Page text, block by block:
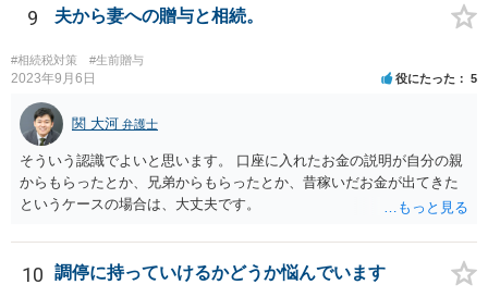
れた方がよいと思います。 倒れた弁護士は脳梗塞で倒れたようで
すが、 判断能力があり、復代理を倒れた弁護士の判断で復代理を
選任したのか 即ち、復代理人の選任は有効なのかという問題もあ
ると思います。
9 夫から妻への贈与と相続。
#相続税対策 #生前贈与
2023年9月6日 役にたった 5
関 大河 弁護士
そういう認識でよいと思います。 口座に入れたお金の説明が自分の親
からもらったとか、兄弟からもらったとか、昔稼いだお金が出てきた
というケースの場合は、大丈夫です。
10 調停に持っていけるかどうか悩んでいます